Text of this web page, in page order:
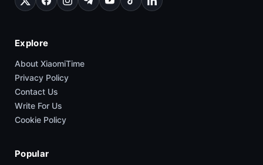
Explore
About XiaomiTime
Privacy Policy
Contact Us
Write For Us
Cookie Policy
Popular